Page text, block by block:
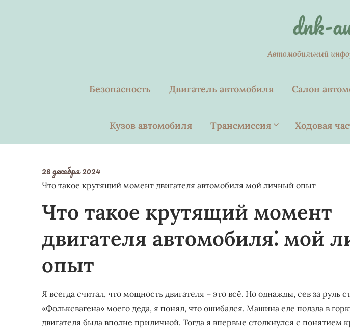
dnk-
Автомобильный
Безопасность Двигатель автомобиля Салон
Кузов автомобиля Трансмиссия Ходовая
28 декабря 2024
Что такое крутящий момент двигателя автомобиля мой личный опыт
Что такое крутящий момент
двигателя автомобиля⁚ мой
опыт
Я всегда считал, что мощность двигателя – это всё. Но однажды, сев за руль
«Фольксвагена» моего деда, я понял, что ошибался. Машина еле ползла в
двигателя была вполне приличной. Тогда я впервые столкнулся с понятием